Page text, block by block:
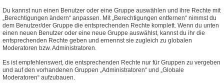
Du kannst nun einen Benutzer oder eine Gruppe auswählen und ihre Rechte mit
„Berechtigungen ändern“ anpassen. Mit „Berechtigungen entfernen“ nimmst du
dem Benutzer/der Gruppe die entsprechenden Rechte komplett. Wenn du unten
einen neuen Benutzer oder eine neue Gruppe auswählst, kannst du ihr die
entsprechenden Rechte geben und ernennst sie zugleich zu globalen
Moderatoren bzw. Administratoren.
Es ist empfehlenswert, die entsprechenden Rechte nur für Gruppen zu vergeben
und auf den vorhandenen Gruppen „Administratoren“ und „Globale
Moderatoren“ aufzubauen.